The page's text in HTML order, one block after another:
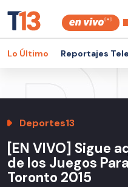
Lo Último Reportajes
Deportes13
[EN VIVO] Sigue
de los Juegos
Toronto 2015